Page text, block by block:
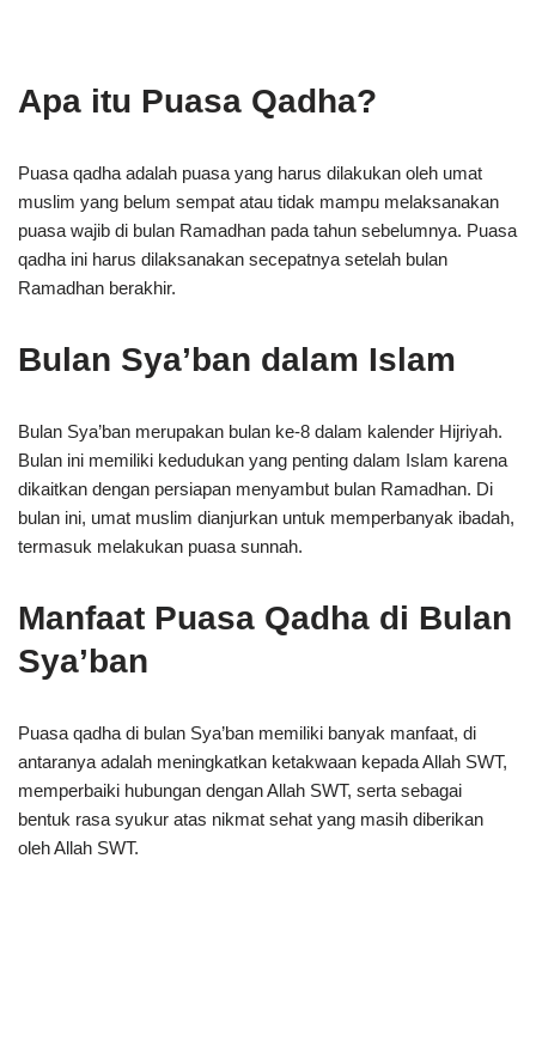
Apa itu Puasa Qadha?
Puasa qadha adalah puasa yang harus dilakukan oleh umat
muslim yang belum sempat atau tidak mampu melaksanakan
puasa wajib di bulan Ramadhan pada tahun sebelumnya. Puasa
qadha ini harus dilaksanakan secepatnya setelah bulan
Ramadhan berakhir.
Bulan Sya’ban dalam Islam
Bulan Sya’ban merupakan bulan ke-8 dalam kalender Hijriyah.
Bulan ini memiliki kedudukan yang penting dalam Islam karena
dikaitkan dengan persiapan menyambut bulan Ramadhan. Di
bulan ini, umat muslim dianjurkan untuk memperbanyak ibadah,
termasuk melakukan puasa sunnah.
Manfaat Puasa Qadha di Bulan
Sya’ban
Puasa qadha di bulan Sya’ban memiliki banyak manfaat, di
antaranya adalah meningkatkan ketakwaan kepada Allah SWT,
memperbaiki hubungan dengan Allah SWT, serta sebagai
bentuk rasa syukur atas nikmat sehat yang masih diberikan
oleh Allah SWT.